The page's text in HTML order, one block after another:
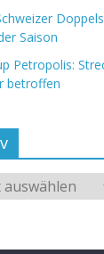
Saison
Petropolis:
betroffen